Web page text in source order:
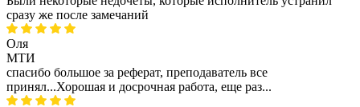
сразу же после замечаний
Оля
МТИ
спасибо большое за реферат, преподаватель все
принял...Хорошая и досрочная работа, еще раз...